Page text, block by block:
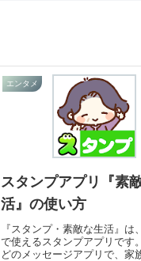
エンタメ
スタンプアプリ『素
活』の使い方
『スタンプ・素敵な生活』は
で使えるスタンプアプリです
どのメッセージアプリで、家